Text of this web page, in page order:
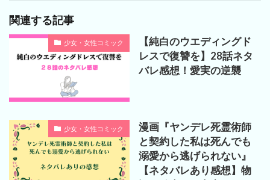
関連する記事
少女・女性コミック
【純白のウエディングド
レスで復讐を】28話ネタ
バレ感想！愛実の逆襲
少女・女性コミック
漫画『ヤンデレ死霊術師
と契約した私は死んでも
溺愛から逃げられない』
【ネタバレあり感想】物